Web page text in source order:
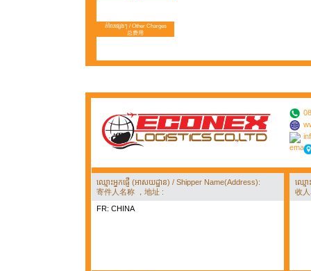
តំលៃផ្សេងៗ / Other Charges
总费用
ឈ្មោះអ្នកផ្ញើ (អាសយដ្ឋាន) / Shipper Name(Address):
寄件人名称 ，地址 :
FR: CHINA
ឈ្មោ
收